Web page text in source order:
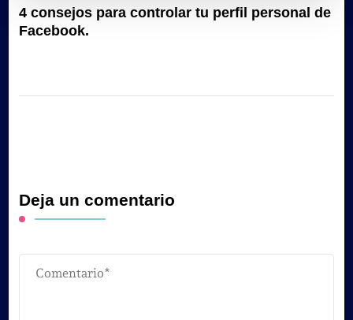
4 consejos para controlar tu perfil personal de
Facebook.
Deja un comentario